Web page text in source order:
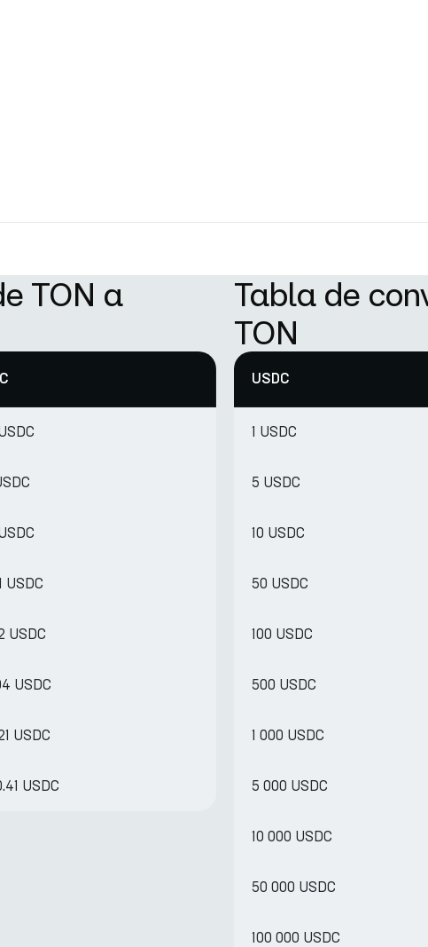
TON a
USDC
USDC
USDC
USDC
USDC
Tabla de
TON
USDC
1 USDC
5 USDC
10 USDC
50 USDC
100 USDC
500 USDC
1 000 USDC
5 000 USDC
10 000 USDC
50 000 USDC
100 000 USDC